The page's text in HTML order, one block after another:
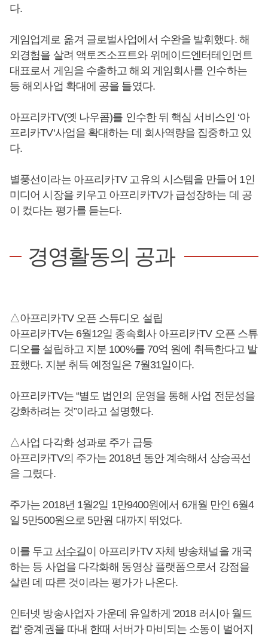
다.
게임업계로 옮겨 글로벌사업에서 수완을 발휘했다. 해
외경험을 살려 액토즈소프트와 위메이드엔터테인먼트
대표로서 게임을 수출하고 해외 게임회사를 인수하는
등 해외사업 확대에 공을 들였다.
아프리카TV(옛 나우콤)를 인수한 뒤 핵심 서비스인 ‘아
프리카TV‘사업을 확대하는 데 회사역량을 집중하고 있
다.
별풍선이라는 아프리카TV 고유의 시스템을 만들어 1인
미디어 시장을 키우고 아프리카TV가 급성장하는 데 공
이 컸다는 평가를 듣는다.
경영활동의 공과
△아프리카TV 오픈 스튜디오 설립
아프리카TV는 6월12일 종속회사 아프리카TV 오픈 스튜
디오를 설립하고 지분 100%를 70억 원에 취득한다고 발
표했다. 지분 취득 예정일은 7월31일이다.
아프리카TV는 “별도 법인의 운영을 통해 사업 전문성을
강화하려는 것”이라고 설명했다.
△사업 다각화 성과로 주가 급등
아프리카TV의 주가는 2018년 동안 계속해서 상승곡선
을 그렸다.
주가는 2018년 1월2일 1만9400원에서 6개월 만인 6월4
일 5만500원으로 5만원 대까지 뛰었다.
이를 두고 서수길이 아프리카TV 자체 방송채널을 개국
하는 등 사업을 다각화해 동영상 플랫폼으로서 강점을
살린 데 따른 것이라는 평가가 나온다.
인터넷 방송사업자 가운데 유일하게 '2018 러시아 월드
컵' 중계권을 따내 한때 서버가 마비되는 소동이 벌어지